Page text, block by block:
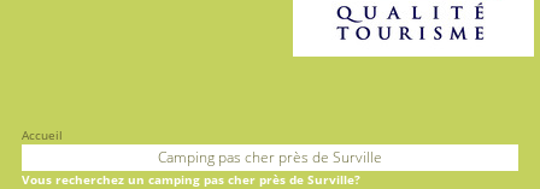
Accueil
Camping pas cher près de Surville
Vous recherchez un camping pas cher près de Surville?